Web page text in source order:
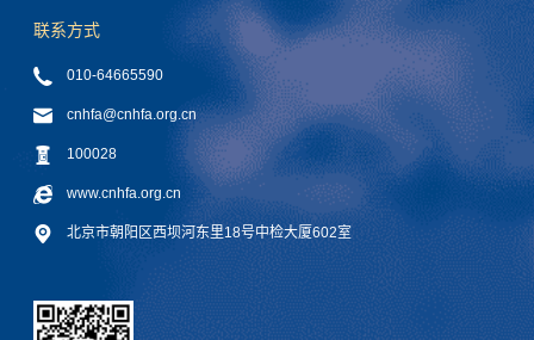
联系方式
010-64665590
cnhfa@cnhfa.org.cn
100028
www.cnhfa.org.cn
北京市朝阳区西坝河东里18号中检大厦602室